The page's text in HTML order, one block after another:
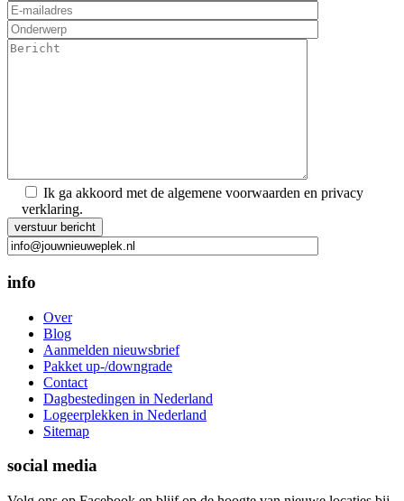
Ik ga akkoord met de algemene voorwaarden en privacy
verklaring.
Gelieve dit veld leeg te laten.
info
Over
Blog
Aanmelden nieuwsbrief
Pakket up-/downgrade
Contact
Dagbestedingen in Nederland
Logeerplekken in Nederland
Sitemap
social media